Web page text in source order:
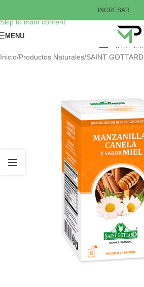
Skip to main content
INGRESAR
MENU
Inicio/Productos Naturales/SAINT GOTTARD